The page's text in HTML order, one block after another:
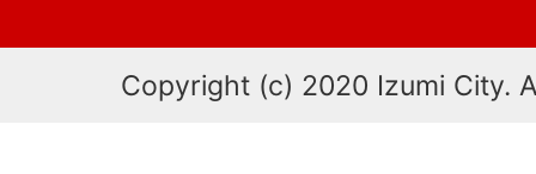
Copyright (c) 2020 Izumi City.